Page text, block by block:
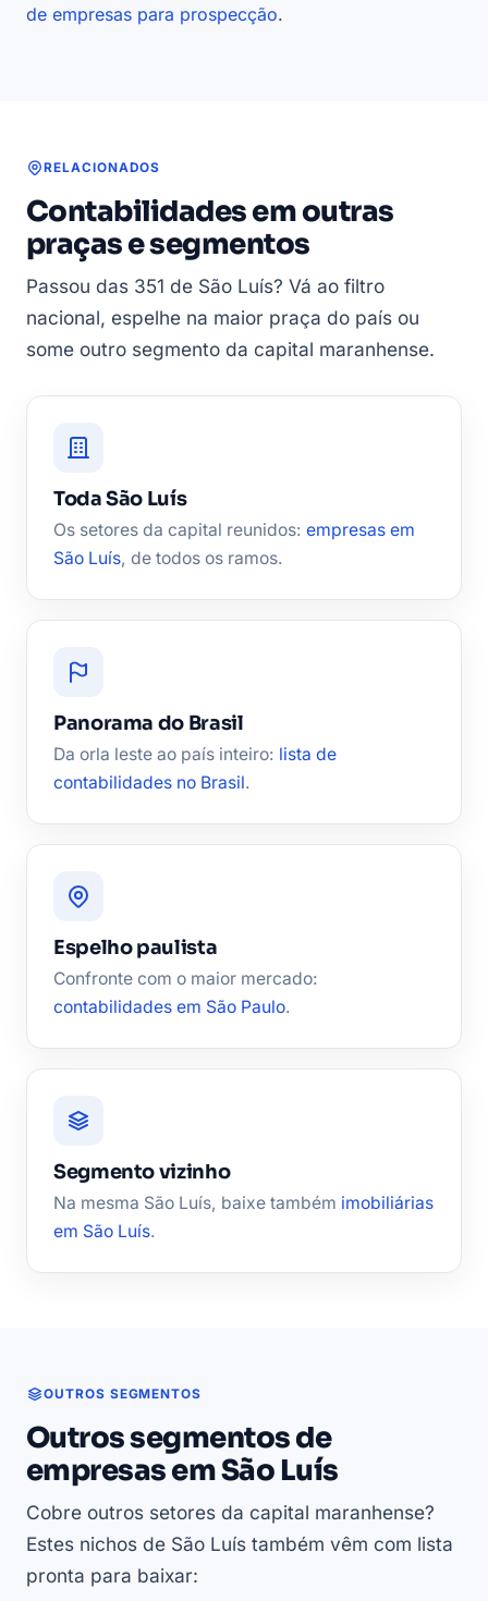
de empresas para prospecção.
RELACIONADOS
Contabilidades em outras
praças e segmentos
Passou das 351 de São Luís? Vá ao filtro
nacional, espelhe na maior praça do país ou
some outro segmento da capital maranhense.
Toda São Luís
Os setores da capital reunidos: empresas em
São Luís, de todos os ramos.
Panorama do Brasil
Da orla leste ao país inteiro: lista de
contabilidades no Brasil.
Espelho paulista
Confronte com o maior mercado:
contabilidades em São Paulo.
Segmento vizinho
Na mesma São Luís, baixe também imobiliárias
em São Luís.
OUTROS SEGMENTOS
Outros segmentos de
empresas em São Luís
Cobre outros setores da capital maranhense?
Estes nichos de São Luís também vêm com lista
pronta para baixar: